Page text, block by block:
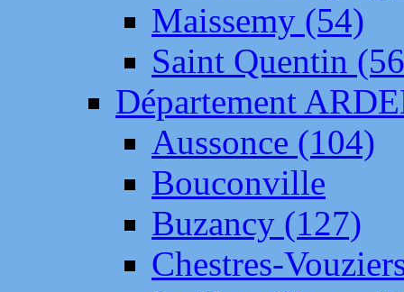
Maissemy (54)
Saint Quentin
Département
Aussonce (104)
Bouconville
Buzancy (127)
Chestres-